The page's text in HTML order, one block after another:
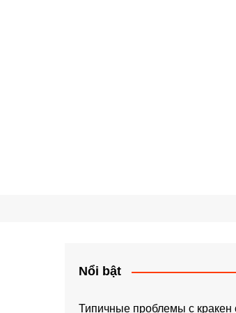
Nổi bật
Типичные проблемы с кракен